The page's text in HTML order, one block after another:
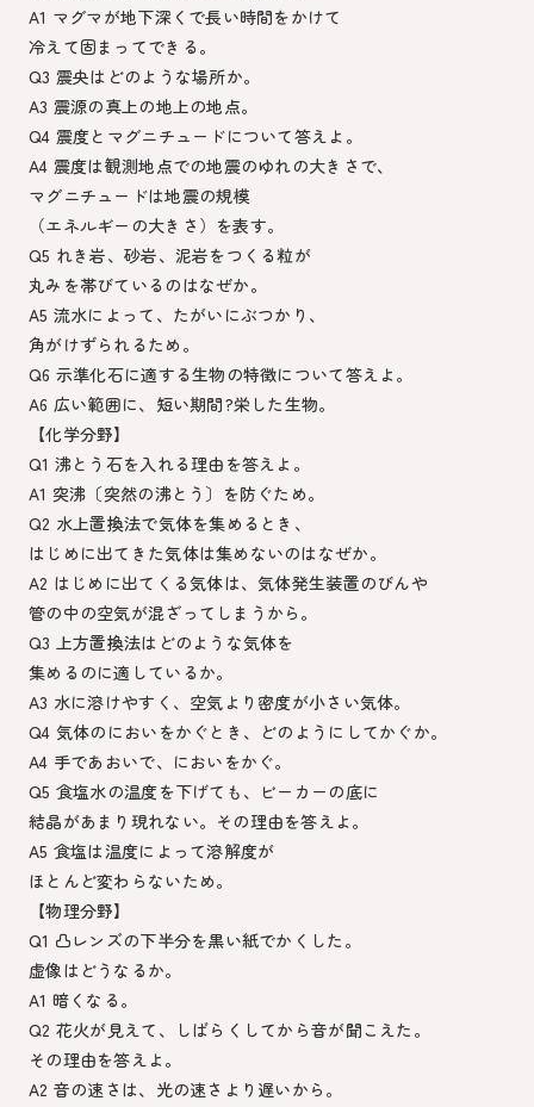
A1 マグマが地下深くで長い時間をかけて
冷えて固まってできる。
Q3 震央はどのような場所か。
A3 震源の真上の地上の地点。
Q4 震度とマグニチュードについて答えよ。
A4 震度は観測地点での地震のゆれの大きさで、
マグニチュードは地震の規模
（エネルギーの大きさ）を表す。
Q5 れき岩、砂岩、泥岩をつくる粒が
丸みを帯びているのはなぜか。
A5 流水によって、たがいにぶつかり、
角がけずられるため。
Q6 示準化石に適する生物の特徴について答えよ。
A6 広い範囲に、短い期間?栄した生物。
【化学分野】
Q1 沸とう石を入れる理由を答えよ。
A1 突沸〔突然の沸とう〕を防ぐため。
Q2 水上置換法で気体を集めるとき、
はじめに出てきた気体は集めないのはなぜか。
A2 はじめに出てくる気体は、気体発生装置のびんや
管の中の空気が混ざってしまうから。
Q3 上方置換法はどのような気体を
集めるのに適しているか。
A3 水に溶けやすく、空気より密度が小さい気体。
Q4 気体のにおいをかぐとき、どのようにしてかぐか。
A4 手であおいで、においをかぐ。
Q5 食塩水の温度を下げても、ビーカーの底に
結晶があまり現れない。その理由を答えよ。
A5 食塩は温度によって溶解度が
ほとんど変わらないため。
【物理分野】
Q1 凸レンズの下半分を黒い紙でかくした。
虚像はどうなるか。
A1 暗くなる。
Q2 花火が見えて、しばらくしてから音が聞こえた。
その理由を答えよ。
A2 音の速さは、光の速さより遅いから。